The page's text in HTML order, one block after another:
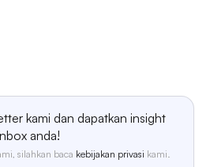
kami dan dapatkan insight
anda!
silahkan baca kebijakan privasi kami.